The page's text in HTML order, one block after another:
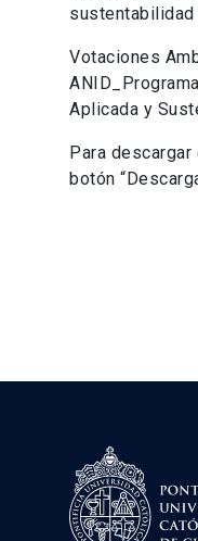
sustentabilidad
Votaciones
Aplicada y
Para
botón